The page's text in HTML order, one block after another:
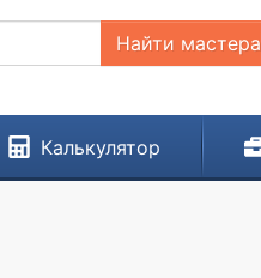
Найти мастера
Калькулятор